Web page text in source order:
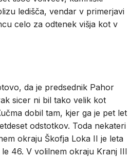
ledišča, vendar v primerjavi
celo za odtenek višja kot v
da je predsednik Pahor
sicer ni bil tako velik kot
dobil tam, kjer ga je pet let
odstotkov. Toda nekateri
okraju Škofja Loka II je leta
46. V volilnem okraju Kranj III